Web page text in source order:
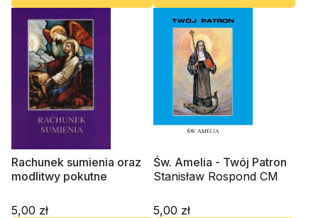
Rachunek sumienia oraz
modlitwy pokutne
5,00 zł
Św. Amelia - Twój Patron
Stanisław Rospond CM
5,00 zł